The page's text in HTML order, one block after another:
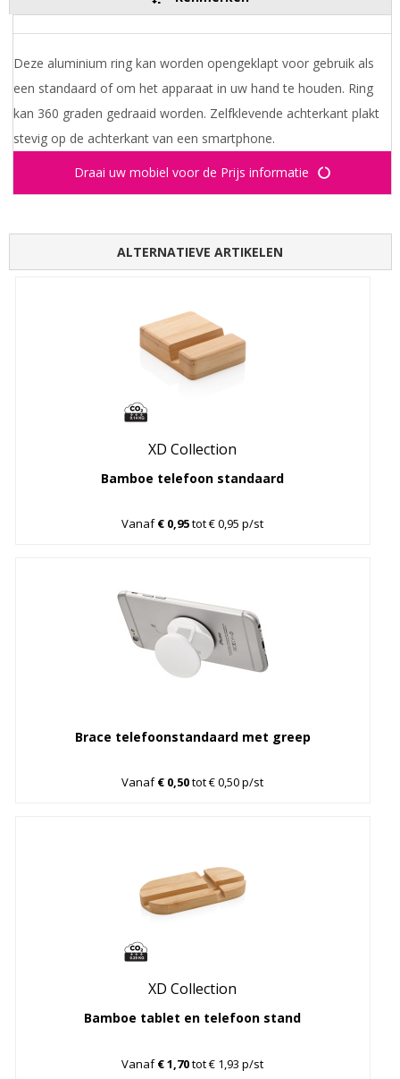
Deze aluminium ring kan worden opengeklapt voor gebruik als
een standaard of om het apparaat in uw hand te houden. Ring
kan 360 graden gedraaid worden. Zelfklevende achterkant plakt
stevig op de achterkant van een smartphone.
Draai uw mobiel voor de Prijs informatie
ALTERNATIEVE ARTIKELEN
XD Collection
Bamboe telefoon standaard
Vanaf€ 0,95tot € 0,95 p/st
Brace telefoonstandaard met greep
Vanaf€ 0,50tot € 0,50 p/st
XD Collection
Bamboe tablet en telefoon stand
Vanaf€ 1,70tot € 1,93 p/st